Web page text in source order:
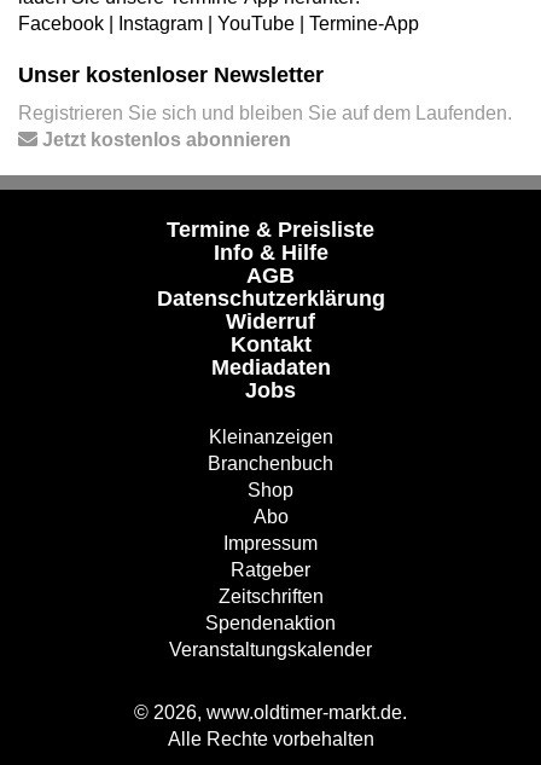
Facebook
Instagram YouTube Termine-App
Unser kostenloser Newsletter
Registrieren Sie sich und bleiben Sie auf dem Laufenden.
Jetzt kostenlos abonnieren
Termine & Preisliste
Info & Hilfe
AGB
Datenschutzerklärung
Widerruf
Kontakt
Mediadaten
Jobs
Kleinanzeigen
Branchenbuch
Shop
Abo
Impressum
Ratgeber
Zeitschriften
Spendenaktion
Veranstaltungskalender
© 2026, www.oldtimer-markt.de.
Alle Rechte vorbehalten